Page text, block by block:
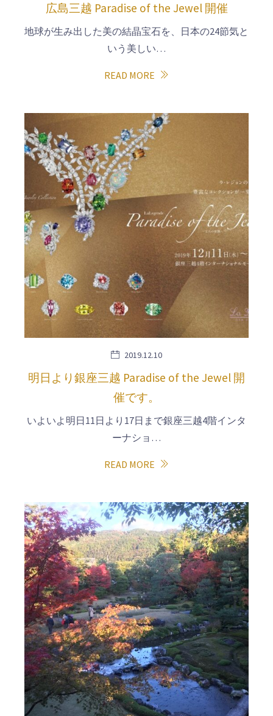
広島三越 Paradise of the Jewel 開催
地球が生み出した美の結晶宝石を、日本の24節気と
いう美しい…
READ MORE
2019.12.10
明日より銀座三越 Paradise of the Jewel 開
催です。
いよいよ明日11日より17日まで銀座三越4階インタ
ーナショ…
READ MORE